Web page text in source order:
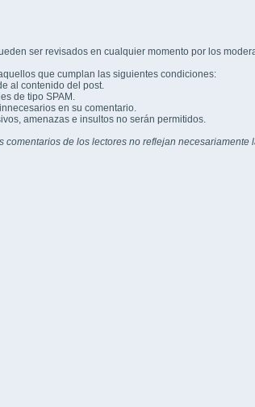
ser revisados en cualquier momento por los
que cumplan las siguientes condiciones:
al contenido del post.
de tipo SPAM.
en su comentario.
amenazas e insultos no serán permitidos.
comentarios de los lectores no reflejan necesariamente